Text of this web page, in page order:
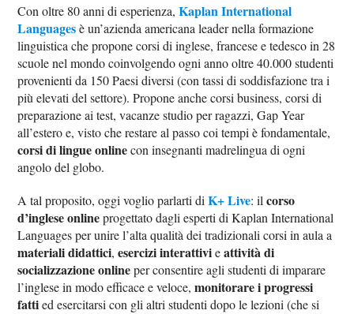
Con oltre 80 anni di esperienza,Kaplan International
Languagesè un’azienda americana leader nella formazione
linguistica che propone corsi di inglese, francese e tedesco in 28
scuole nel mondo coinvolgendo ogni anno oltre 40.000 studenti
provenienti da 150 Paesi diversi (con tassi di soddisfazione tra i
più elevati del settore). Propone anche corsi business, corsi di
preparazione ai test, vacanze studio per ragazzi, Gap Year
all’estero e, visto che restare al passo coi tempi è fondamentale,
corsi di lingue onlinecon insegnanti madrelingua di ogni
angolo del globo.
A tal proposito, oggi voglio parlarti diK+ Live: ilcorso
d’inglese onlineprogettato dagli esperti di Kaplan International
Languages per unire l’alta qualità dei tradizionali corsi in aula a
materiali didattici,esercizi interattivieattività di
socializzazione onlineper consentire agli studenti di imparare
l’inglese in modo efficace e veloce,monitorare i progressi
fattied esercitarsi con gli altri studenti dopo le lezioni (che si